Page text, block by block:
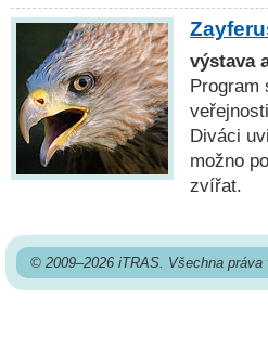
výstava
Program
Diváci
možno
zvířat.
© 2009–2026 iTRAS. Všechna práva